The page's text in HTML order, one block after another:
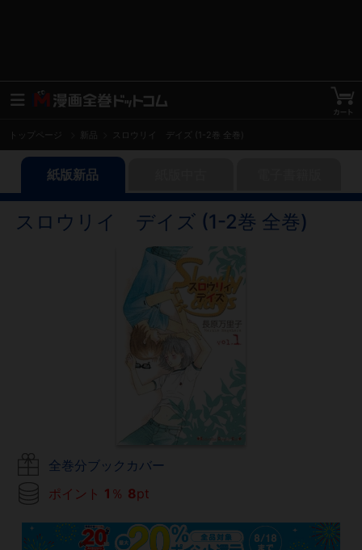
トップページ スロウリイ デイズ (1-2巻 全巻)
紙版新品
スロウリイ デイズ (1-2巻 全巻)
全巻分ブックカバー
ポイント 1 ％ 8pt